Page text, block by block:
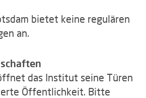
bietet keine regulären
an.
das Institut seine Türen
Öffentlichkeit. Bitte